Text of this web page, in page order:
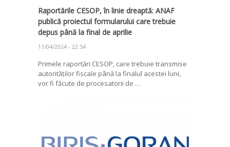
Raportările CESOP, în linie dreaptă: ANAF
publică proiectul formularului care trebuie
depus până la final de aprilie
11/04/2024 - 22:54
Primele raportări CESOP, care trebuie transmise
autorităților fiscale până la finalul acestei luni,
vor fi făcute de procesatorii de …